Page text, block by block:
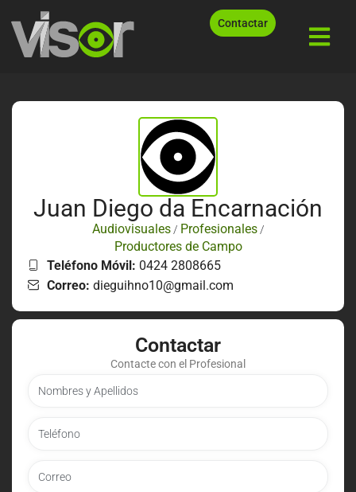
Contactar
Juan Diego da Encarnación
Audiovisuales/ Profesionales/
Productores de Campo
Teléfono Móvil: 0424 2808665
Correo: dieguihno10@gmail.com
Contactar
Contacte con el Profesional